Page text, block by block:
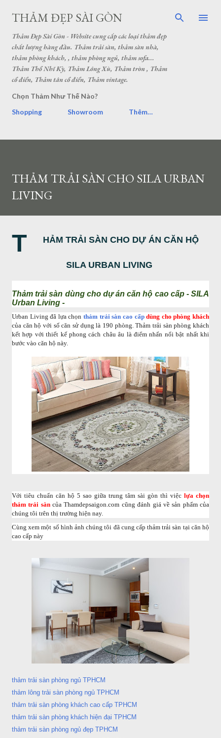
THẢM ĐẸP SÀI GÒN
Thảm Đẹp Sài Gòn - Website cung cấp các loại thảm đẹp
chất lượng hàng đầu. Thảm trải sàn, thảm sàn nhà,
thảm phòng khách, , thảm phòng ngủ, thảm sofa...
Thảm Thổ Nhĩ Kỳ, Thảm Lông Xù, Thảm tròn , Thảm
cổ điển, Thảm tân cổ điển, Thảm vintage.
Chọn Thảm Như Thế Nào?
Shopping
Showroom Thêm…
THẢM TRẢI SÀN CHO SILA URBAN
LIVING
T HẢM TRẢI SÀN CHO DỰ ÁN CĂN HỘ
SILA URBAN LIVING
Thảm trải sàn dùng cho dự án căn hộ cao cấp - SILA
Urban Living -
Urban Living đã lựa chọn thảm trải sàn cao cấpdùng cho phòng khách
của căn hộ với số căn sử dụng là 190 phòng. Thảm trải sàn phòng khách
kết hợp với thiết kế phong cách châu âu là điểm nhấn nổi bật nhất khi
bước vào căn hộ này.
Với tiêu chuẩn căn hộ 5 sao giữa trung tâm sài gòn thì việc lựa chọn
thảm trải sàncủa Thamdepsaigon.com cũng đánh giá về sản phẩm của
chúng tôi trên thị trường hiện nay.
Cùng xem một số hình ảnh chúng tôi đã cung cấp thảm trải sàn tại căn hộ
cao cấp này
thảm trải sàn phòng ngủ TPHCM
thảm lông trải sàn phòng ngủ TPHCM
thảm trải sàn phòng khách cao cấp TPHCM
thảm trải sàn phòng khách hiện đại TPHCM
thảm trải sàn phòng ngủ đẹp TPHCM